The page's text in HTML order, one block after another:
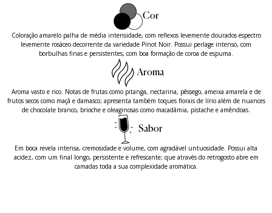
Cor
Coloração amarelo palha de média intensidade, com reflexos levemente dourados espectro
levemente rosáceo decorrente da variedade Pinot Noir. Possui perlage intenso, com
borbulhas finas e persistentes, com boa formação de coroa de espuma.
Aroma
Aroma vasto e rico. Notas de frutas como pitanga, nectarina, pêssego, ameixa amarela e de
frutos secos como maçã e damasco; apresenta também toques florais de lírio além de nuances
de chocolate branco, brioche e oleaginosas como macadâmia, pistache e amêndoas.
Sabor
Em boca revela intensa, cremosidade e volume, com agradável untuosidade. Possui alta
acidez, com um final longo, persistente e refrescante; que através do retrogosto abre em
camadas toda a sua complexidade aromática.